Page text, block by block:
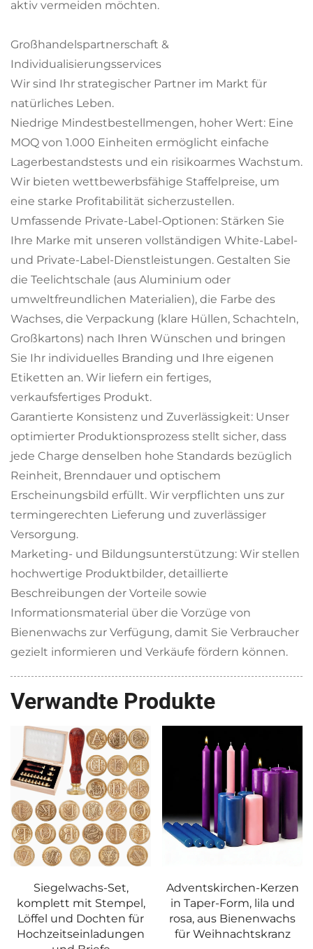
aktiv vermeiden möchten.
Großhandelspartnerschaft &
Individualisierungsservices
Wir sind Ihr strategischer Partner im Markt für
natürliches Leben.
Niedrige Mindestbestellmengen, hoher Wert: Eine
MOQ von 1.000 Einheiten ermöglicht einfache
Lagerbestandstests und ein risikoarmes Wachstum.
Wir bieten wettbewerbsfähige Staffelpreise, um
eine starke Profitabilität sicherzustellen.
Umfassende Private-Label-Optionen: Stärken Sie
Ihre Marke mit unseren vollständigen White-Label-
und Private-Label-Dienstleistungen. Gestalten Sie
die Teelichtschale (aus Aluminium oder
umweltfreundlichen Materialien), die Farbe des
Wachses, die Verpackung (klare Hüllen, Schachteln,
Großkartons) nach Ihren Wünschen und bringen
Sie Ihr individuelles Branding und Ihre eigenen
Etiketten an. Wir liefern ein fertiges,
verkaufsfertiges Produkt.
Garantierte Konsistenz und Zuverlässigkeit: Unser
optimierter Produktionsprozess stellt sicher, dass
jede Charge denselben hohe Standards bezüglich
Reinheit, Brenndauer und optischem
Erscheinungsbild erfüllt. Wir verpflichten uns zur
termingerechten Lieferung und zuverlässiger
Versorgung.
Marketing- und Bildungsunterstützung: Wir stellen
hochwertige Produktbilder, detaillierte
Beschreibungen der Vorteile sowie
Informationsmaterial über die Vorzüge von
Bienenwachs zur Verfügung, damit Sie Verbraucher
gezielt informieren und Verkäufe fördern können.
Verwandte Produkte
Adventskirchen-Kerzen
in Taper-Form, lila und
rosa, aus Bienenwachs
für Weihnachtskranz
Kirchen-Ölkerzen,
christlich, flüssiges
Paraffin für Altar,
Heiligtum und